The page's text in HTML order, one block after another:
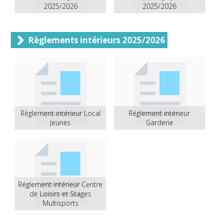
2025/2026
2025/2026
Règlements intérieurs 2025/2026
Règlement intérieur Local
Jeunes
Réglement intérieur
Garderie
Réglement intérieur Centre
de Loisirs et Stages
Multisports